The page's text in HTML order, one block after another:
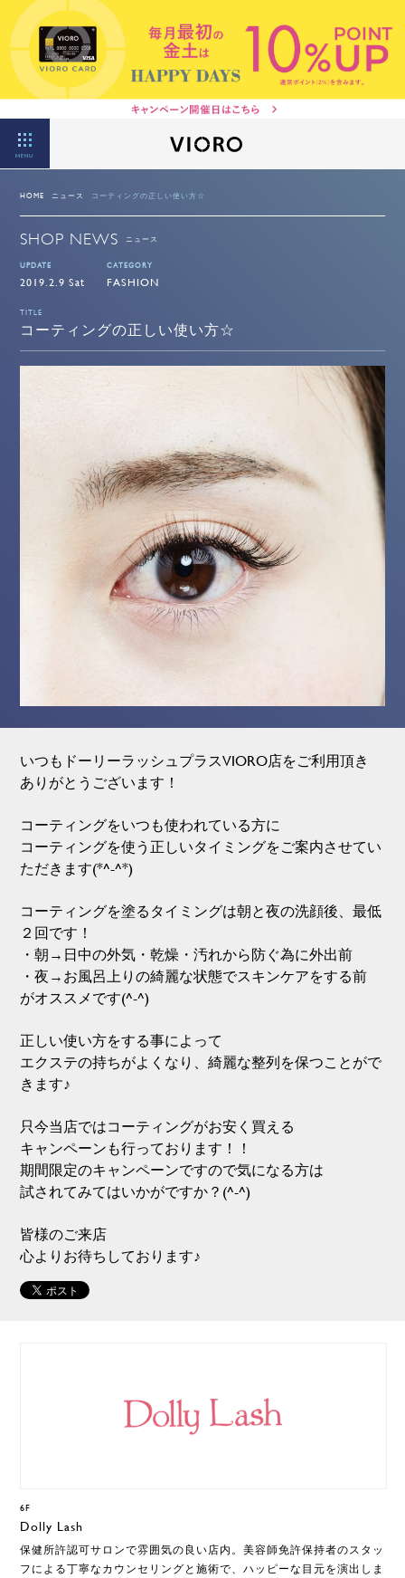
MENU
HOME ニュース コーティングの正しい使い方☆
SHOP NEWS ニュース
UPDATE
2019.2.9 Sat
CATEGORY
FASHION
TITLE
コーティングの正しい使い方☆
いつもドーリーラッシュプラスVIORO店をご利用頂き
ありがとうございます！
コーティングをいつも使われている方に
コーティングを使う正しいタイミングをご案内させてい
ただきます(*^-^*)
コーティングを塗るタイミングは朝と夜の洗顔後、最低
２回です！
・朝→日中の外気・乾燥・汚れから防ぐ為に外出前
・夜→お風呂上りの綺麗な状態でスキンケアをする前
がオススメです(^-^)
正しい使い方をする事によって
エクステの持ちがよくなり、綺麗な整列を保つことがで
きます♪
只今当店ではコーティングがお安く買える
キャンペーンも行っております！！
期間限定のキャンペーンですので気になる方は
試されてみてはいかがですか？(^-^)
皆様のご来店
心よりお待ちしております♪
6F
Dolly Lash
保健所許認可サロンで雰囲気の良い店内。美容師免許保持者のスタッ
フによる丁寧なカウンセリングと施術で、ハッピーな目元を演出しま